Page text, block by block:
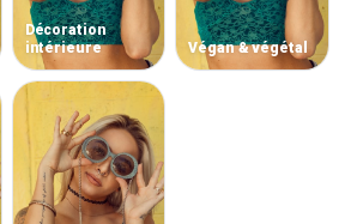
Décoration
intérieure
Végan & végétal